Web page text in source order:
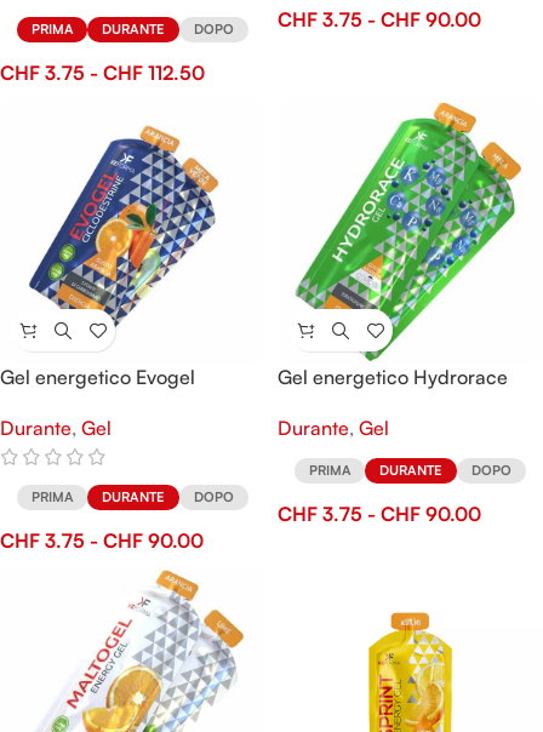
PRIMA DURANTE DOPO
CHF 3.75 - CHF 112.50
CHF 3.75 - CHF 90.00
Gel energetico Evogel
Durante, Gel
PRIMA DURANTE DOPO
CHF 3.75 - CHF 90.00
Gel energetico Hydrorace
Durante, Gel
PRIMA DURANTE DOPO
CHF 3.75 - CHF 90.00